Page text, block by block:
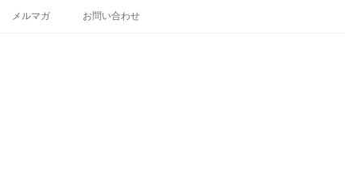
メルマガ お問い合わせ